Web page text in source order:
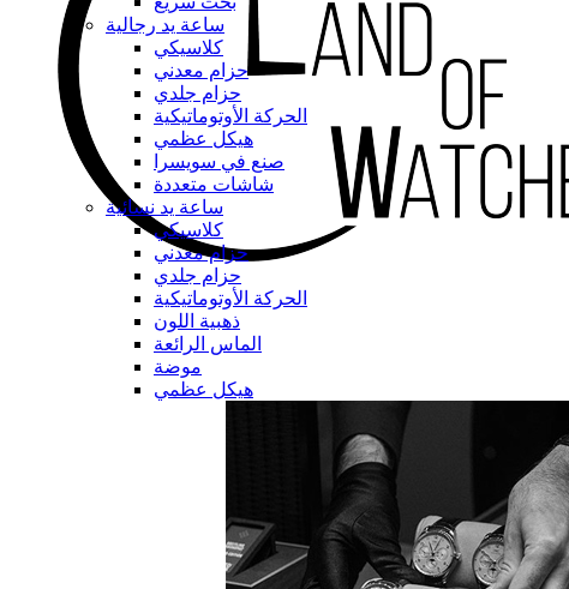
ساعة يد رجالية
كلاسيكي
حزام معدني
حزام جلدي
الحركة الأوتوماتيكية
هيكل عظمي
صنع في سويسرا
شاشات متعددة
ساعة يد نسائية
كلاسيكي
حزام معدني
حزام جلدي
الحركة الأوتوماتيكية
ذهبية اللون
الماس الرائعة
موضة
هيكل عظمي